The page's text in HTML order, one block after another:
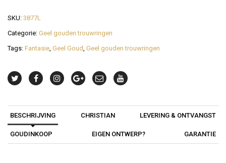
SKU: 3877L
Categorie: Geel gouden trouwringen
Tags: Fantasie Geel Goud Geel gouden trouwringen
BESCHRIJVING CHRISTIAN LEVERING & ONTVANGST
GOUDINKOOP EIGEN ONTWERP? GARANTIE